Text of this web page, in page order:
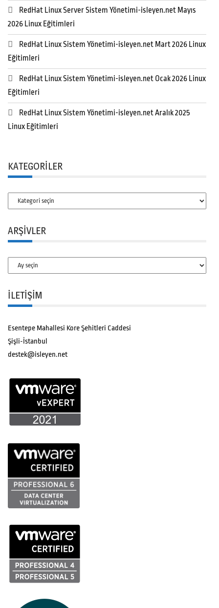
RedHat Linux Server Sistem Yönetimi-isleyen.net Mayıs
2026 Linux Eğitimleri
RedHat Linux Sistem Yönetimi-isleyen.net Mart 2026 Linux
Eğitimleri
RedHat Linux Sistem Yönetimi-isleyen.net Ocak 2026 Linux
Eğitimleri
RedHat Linux Sistem Yönetimi-isleyen.net Aralık 2025
Linux Eğitimleri
KATEGORILER
Kategoriler
ARŞIVLER
Arşivler
İLETİŞİM
Esentepe Mahallesi Kore Şehitleri Caddesi
Şişli-İstanbul
destek@isleyen.net